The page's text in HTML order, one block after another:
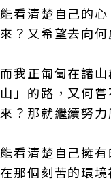
看清楚自己的
？又希望去向何
我正匍匐在諸
」的路，又何
？那就繼續努力
看清楚自己擁
那個刻苦的環